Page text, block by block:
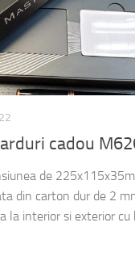
cadou
de
din carton dur de 2
la interior si exterior cu